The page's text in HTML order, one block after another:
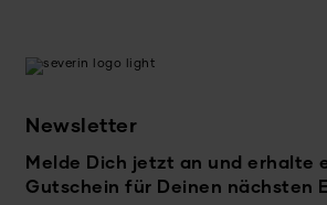
Newsletter
Melde Dich jetzt an und erhalte
Gutschein für Deinen nächsten